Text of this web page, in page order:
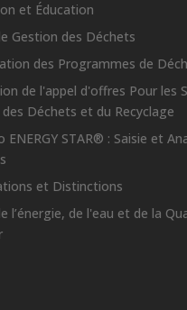
et Éducation
Gestion des Déchets
des Programmes de
de l'appel d'offres Pour les
Déchets et du Recyclage
ENERGY STAR® : Saisie et
et Distinctions
l’énergie, de l'eau et de la